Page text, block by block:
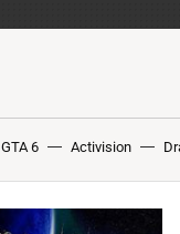
GTA 6 Activision